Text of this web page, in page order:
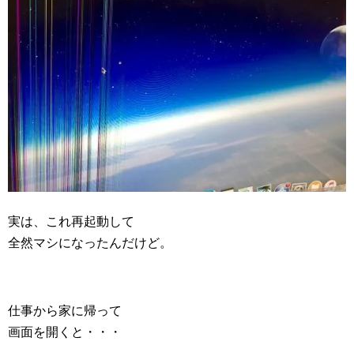
実は、これ再起動して
全然マシになったんだけど。
仕事から家に帰って
画面を開くと・・・